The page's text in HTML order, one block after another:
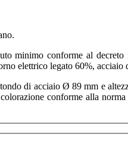
minimo conforme al
elettrico legato 60%, acciaio
di acciaio Ø 89 mm e
conforme alla